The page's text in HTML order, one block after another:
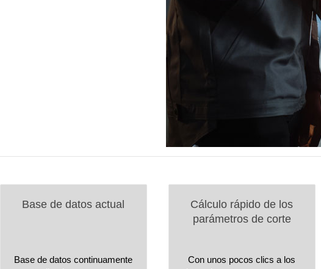
Base de datos actual
Base de datos continuamente
Cálculo rápido de los
parámetros de corte
Con unos pocos clics a los